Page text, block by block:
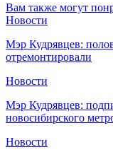
Вам также могут
Новости
Мэр Кудрявцев:
отремонтировали
Новости
Мэр Кудрявцев:
новосибирского
Новости